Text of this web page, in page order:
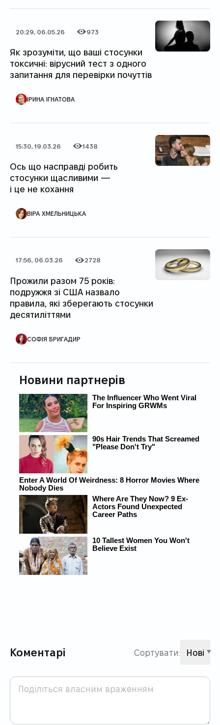
Дата публікації
20:29, 06.05.26
Категорія
Кількість переглядів
973
Як зрозуміти, що ваші стосунки
токсичні: вірусний тест з одного
запитання для перевірки почуттів
ІРИНА ІГНАТОВА
Дата публікації
15:30, 19.03.26
Категорія
Кількість переглядів
1438
Ось що насправді робить
стосунки щасливими —
і це не кохання
ВІРА ХМЕЛЬНИЦЬКА
Дата публікації
17:56, 06.03.26
Категорія
Кількість переглядів
2728
Прожили разом 75 років:
подружжя зі США назвало
правила, які зберегають стосунки
десятиліттями
СОФІЯ БРИГАДИР
Новини партнерів
Коментарі Сортувати: Нові